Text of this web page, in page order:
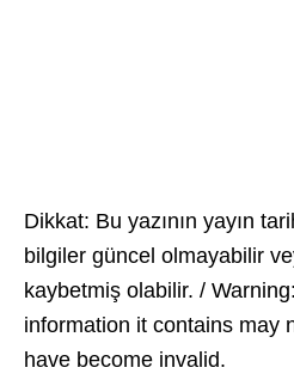
Dikkat: Bu yazının yayın
bilgiler güncel olmayabilir
kaybetmiş olabilir. /
information it contains may
have become invalid.